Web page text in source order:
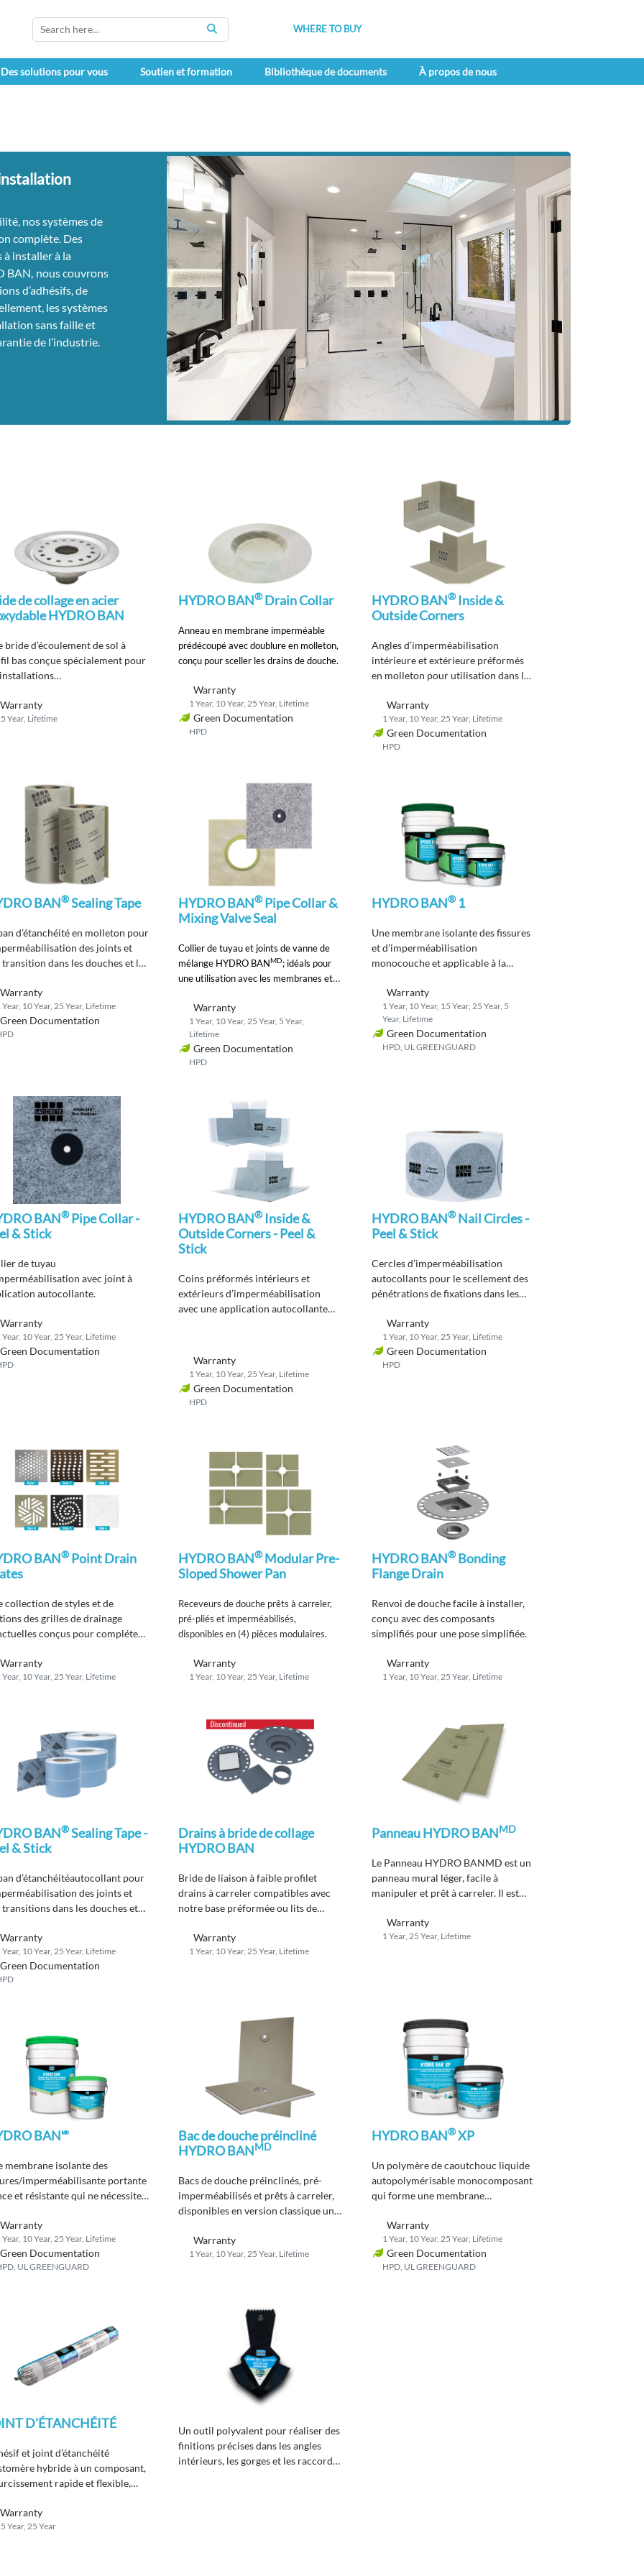
SEARCH
WHERE TO BUY
Des solutions pour vous Soutien et formation Bibliothèque de documents À propos de nous
nos systèmes de
complète. Des
à installer à la
BAN, nous couvrons
d’adhésifs, de
les systèmes
sans faille et
de l’industrie.
de collage en acier
HYDRO BAN
bride d’écoulement de sol à
bas conçue spécialement pour
membranes
HYDRO BAN
Warranty
Year, Lifetime
HYDRO BAN®Drain Collar
Anneau en membrane imperméable
prédécoupé avec doublure en molleton,
conçu pour sceller les drains de douche.
Warranty
1 Year, 10 Year, 25 Year, Lifetime
Green Documentation
HPD
HYDRO BAN®Inside &
Outside Corners
Angles d’imperméabilisation
intérieure et extérieure préformés
en molleton pour utilisation dans les
Warranty
1 Year, 10 Year, 25 Year, Lifetime
Green Documentation
HPD
BAN®Sealing Tape
d’étanchéitéen molleton pour
des joints et
transition dans les douches et les
Warranty
Year, 10 Year, 25 Year, Lifetime
Green Documentation
HYDRO BAN®Pipe Collar &
Mixing Valve Seal
Collier de tuyau et joints de vanne de
mélange HYDRO BANMD; idéals pour
une utilisation avec les membranes et
Warranty
1 Year, 10 Year, 25 Year, 5 Year,
Lifetime
Green Documentation
HPD
HYDRO BAN®1
Une membrane isolante des fissures
et d’imperméabilisation
monocouche et applicable à la
procéder à l’essai d’inondation
heuresseulement après le
durcissement.
Warranty
1 Year, 10 Year, 15 Year, 25 Year, 5
Year, Lifetime
Green Documentation
HPD, UL GREENGUARD
BAN®Pipe Collar -
& Stick
de tuyau
avec jointà
autocollante.
Warranty
Year, 10 Year, 25 Year, Lifetime
Green Documentation
HYDRO BAN®Inside &
Outside Corners - Peel &
Stick
Coins préformés intérieurs et
extérieurs d’imperméabilisation
avec une application autocollante
Warranty
1 Year, 10 Year, 25 Year, Lifetime
Green Documentation
HPD
HYDRO BAN®Nail Circles -
Peel & Stick
Cercles d’imperméabilisation
autocollants pour le scellement des
pénétrations de fixations dans les
Warranty
1 Year, 10 Year, 25 Year, Lifetime
Green Documentation
HPD
BAN®Point Drain
collection de styles et de
des grilles de drainage
conçus pour compléter
Warranty
Year, 10 Year, 25 Year, Lifetime
HYDRO BAN®Modular Pre-
Sloped Shower Pan
Receveurs de douche prêts à carreler,
pré-pliés et imperméabilisés,
disponibles en (4) pièces modulaires.
Warranty
1 Year, 10 Year, 25 Year, Lifetime
HYDRO BAN®Bonding
Flange Drain
Renvoi de douche facile à installer,
conçu avec des composants
simplifiés pour une pose simplifiée.
Warranty
1 Year, 10 Year, 25 Year, Lifetime
BAN®Sealing Tape -
& Stick
d’étanchéitéautocollant pour
des joints et
transitionsdans les douches et
Warranty
Year, 10 Year, 25 Year, Lifetime
Green Documentation
Drains à bride de collage
HYDRO BAN
Bride de liaison à faible profilet
drainsà carrelercompatibles avec
notre base préformée ou lits de
Warranty
1 Year, 10 Year, 25 Year, Lifetime
Panneau HYDRO BANMD
Le Panneau HYDRO BANMD est un
panneau mural léger, facile à
manipuler et prêt à carreler. Il est
poses de carrelage et de pierres avec
collage.
Warranty
1 Year, 25 Year, Lifetime
BAN🅫
membrane isolante des
imperméabilisante portante
et résistante qui ne nécessite
dans les angles ou les coins.
Warranty
Year, 10 Year, 25 Year, Lifetime
Green Documentation
UL GREENGUARD
Bac de douche préincliné
HYDRO BANMD
Bacs de douche préinclinés, pré-
imperméabilisés et prêts à carreler,
disponibles en version classique une
Warranty
1 Year, 10 Year, 25 Year, Lifetime
HYDRO BAN®XP
Un polymère de caoutchouc liquide
autopolymérisable monocomposant
qui forme une membrane
Warranty
1 Year, 10 Year, 25 Year, Lifetime
Green Documentation
HPD, UL GREENGUARD
D’ÉTANCHÉITÉ
et joint d’étanchéité
hybride à un composant,
rapide et flexible,
normes actuelles de
écologique.
Warranty
Year, 25 Year
Un outil polyvalent pour réaliser des
finitions précises dans les angles
intérieurs, les gorges et les raccords,